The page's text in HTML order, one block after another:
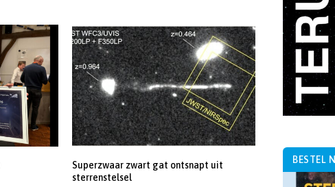
Superzwaar zwart gat ontsnapt uit
sterrenstelsel
BESTEL